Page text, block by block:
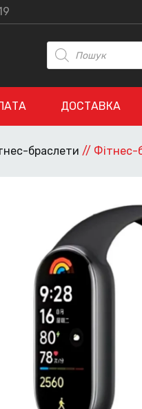
Пошук
товарів
ДОСТАВКА
браслети // Фітнес-